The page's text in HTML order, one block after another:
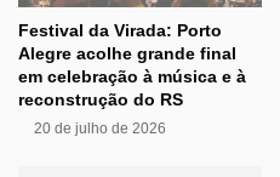
Festival da Virada: Porto
Alegre acolhe grande final
em celebração à música e à
reconstrução do RS
20 de julho de 2026